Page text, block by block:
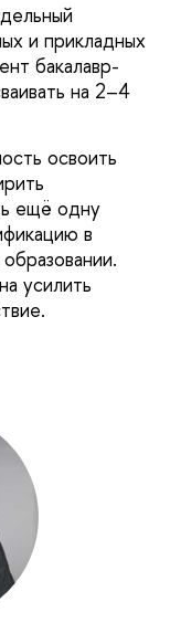
и прикладных
бакалавр-
на 2–4
освоить
ещё одну
в
усилить